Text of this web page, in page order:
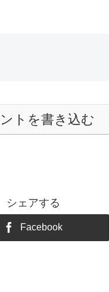
トを書き込む
シェアする
Facebook